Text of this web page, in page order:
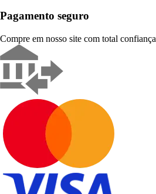
Pagamento seguro
Compre em nosso site com total confiança